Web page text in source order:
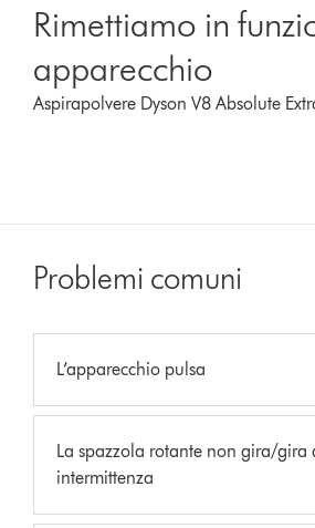
Rimettiamo in
apparecchio
Aspirapolvere Dyson V8 Absolute
Problemi comuni
L’apparecchio pulsa
La spazzola rotante non gira/gira
intermittenza